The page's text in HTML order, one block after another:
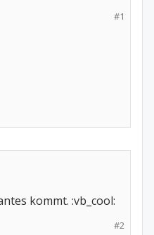
#1
kommt. :vb_cool:
#2